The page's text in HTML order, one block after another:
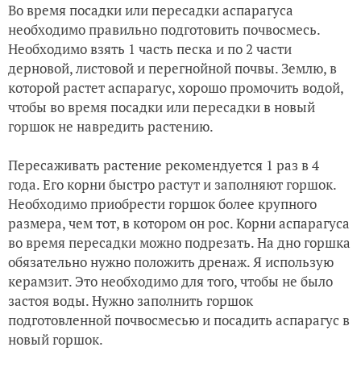
Во время посадки или пересадки аспарагуса
необходимо правильно подготовить почвосмесь.
Необходимо взять 1 часть песка и по 2 части
дерновой, листовой и перегнойной почвы. Землю, в
которой растет аспарагус, хорошо промочить водой,
чтобы во время посадки или пересадки в новый
горшок не навредить растению.
Пересаживать растение рекомендуется 1 раз в 4
года. Его корни быстро растут и заполняют горшок.
Необходимо приобрести горшок более крупного
размера, чем тот, в котором он рос. Корни аспарагуса
во время пересадки можно подрезать. На дно горшка
обязательно нужно положить дренаж. Я использую
керамзит. Это необходимо для того, чтобы не было
застоя воды. Нужно заполнить горшок
подготовленной почвосмесью и посадить аспарагус в
новый горшок.